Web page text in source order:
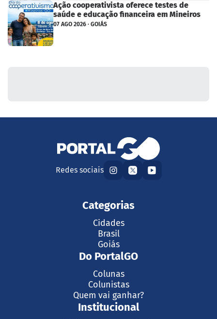
Ação cooperativista oferece testes de
saúde e educação financeira em Mineiros
07 AGO 2026 · GOIÁS
Redes sociais
Categorias
Cidades
Brasil
Goiás
Do PortalGO
Colunas
Colunistas
Quem vai ganhar?
Institucional